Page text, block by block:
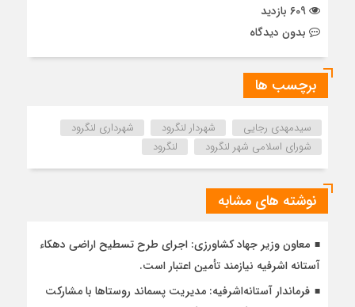
بدون دیدگاه
برچسب ها
سیدمهدی رجایی شهردار لنگرود
شهرداری لنگرود
شورای اسلامی شهر لنگرود
لنگرود
نوشته های مشابه
معاون وزیر جهاد کشاورزی: اجرای طرح تسطیح اراضی دهکاء
آستانه اشرفیه نیازمند تأمین اعتبار است.
فرماندار آستانه‌اشرفیه: مدیریت پسماند روستاها با مشارکت